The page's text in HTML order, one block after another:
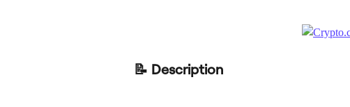
📝 Description